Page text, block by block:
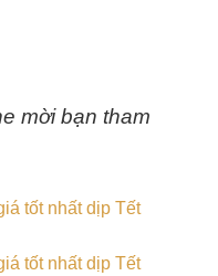
mời bạn tham
tốt nhất dịp Tết
tốt nhất dịp Tết